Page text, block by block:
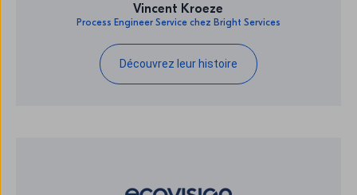
Vincent Kroeze
Process Engineer Service chez Bright Services
Découvrez leur histoire